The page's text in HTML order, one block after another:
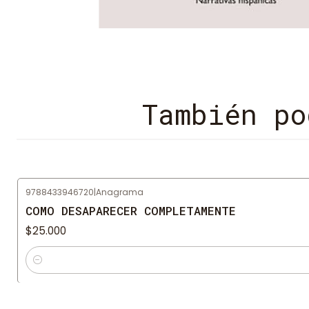
También
9788433946720|Anagrama
COMO DESAPARECER COMPLETAMENTE
$25.000
Cantidad